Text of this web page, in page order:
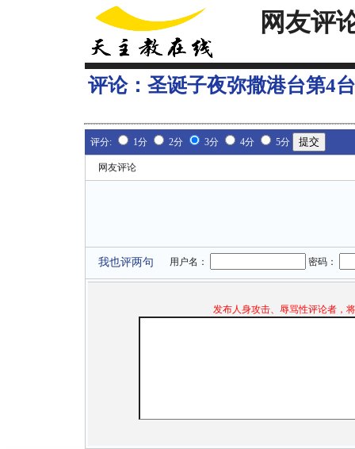
网友评
评论： 圣诞子夜弥撒港台第4
评分: 1分 2分 3分 4分 5分
网友评论
我也评两句 用户名： 密码：
发布人身攻击、辱骂性评论者，